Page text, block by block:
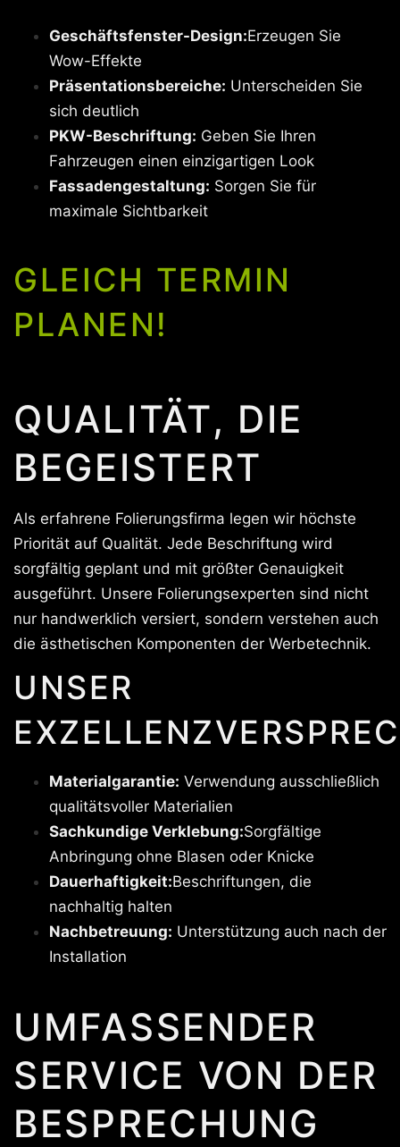
Geschäftsfenster-Design:Erzeugen Sie
Wow-Effekte
Präsentationsbereiche: Unterscheiden Sie
sich deutlich
PKW-Beschriftung: Geben Sie Ihren
Fahrzeugen einen einzigartigen Look
Fassadengestaltung: Sorgen Sie für
maximale Sichtbarkeit
GLEICH TERMIN
PLANEN!
QUALITÄT, DIE
BEGEISTERT
Als erfahrene Folierungsfirma legen wir höchste
Priorität auf Qualität. Jede Beschriftung wird
sorgfältig geplant und mit größter Genauigkeit
ausgeführt. Unsere Folierungsexperten sind nicht
nur handwerklich versiert, sondern verstehen auch
die ästhetischen Komponenten der Werbetechnik.
UNSER
Materialgarantie: Verwendung ausschließlich
qualitätsvoller Materialien
Sachkundige Verklebung:Sorgfältige
Anbringung ohne Blasen oder Knicke
Dauerhaftigkeit:Beschriftungen, die
nachhaltig halten
Nachbetreuung: Unterstützung auch nach der
Installation
UMFASSENDER
SERVICE VON DER
BESPRECHUNG